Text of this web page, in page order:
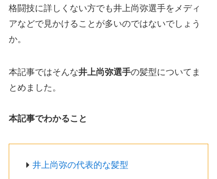
格闘技に詳しくない方でも井上尚弥選手をメディ
アなどで見かけることが多いのではないでしょう
か。
本記事ではそんな井上尚弥選手の髪型についてま
とめました。
本記事でわかること
井上尚弥の代表的な髪型